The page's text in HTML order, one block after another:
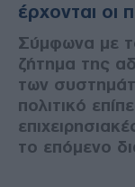
έρχονται οι
Σύμφωνα με
ζήτημα της
των
πολιτικό
το επόμενο